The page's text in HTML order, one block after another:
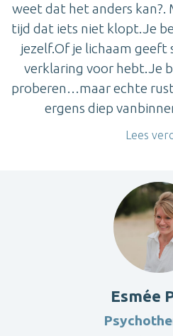
weet dat het anders kan?.
tijd dat iets niet klopt.Je
jezelf.Of je lichaam geeft
verklaring voor hebt.Je
proberen…maar echte
ergens diep
Lees
Esmée